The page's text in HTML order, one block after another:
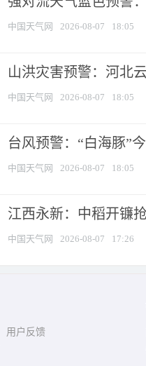
中国天气网 2026-08-07 18:05
山洪灾害预警：河北
中国天气网 2026-08-07 18:05
台风预警：“白海豚”
中国天气网 2026-08-07 18:05
江西永新：中稻开镰
中国天气网 2026-08-07 17:26
用户反馈